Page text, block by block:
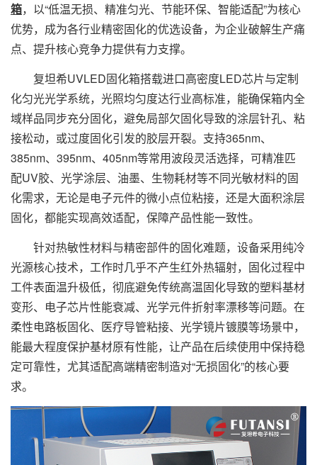
箱，以“低温无损、精准匀光、节能环保、智能适配”为核心
优势，成为各行业精密固化的优选设备，为企业破解生产痛
点、提升核心竞争力提供有力支撑。
复坦希UVLED固化箱搭载进口高密度LED芯片与定制
化匀光光学系统，光照均匀度达行业高标准，能确保箱内全
域样品同步充分固化，避免局部欠固化导致的涂层针孔、粘
接松动，或过度固化引发的胶层开裂。支持365nm、
385nm、395nm、405nm等常用波段灵活选择，可精准匹
配UV胶、光学涂层、油墨、生物耗材等不同光敏材料的固
化需求，无论是电子元件的微小点位粘接，还是大面积涂层
固化，都能实现高效适配，保障产品性能一致性。
针对热敏性材料与精密部件的固化难题，设备采用纯冷
光源核心技术，工作时几乎不产生红外热辐射，固化过程中
工件表面温升极低，彻底避免传统高温固化导致的塑料基材
变形、电子芯片性能衰减、光学元件折射率漂移等问题。在
柔性电路板固化、医疗导管粘接、光学镜片镀膜等场景中，
能最大程度保护基材原有性能，让产品在后续使用中保持稳
定可靠性，尤其适配高端精密制造对“无损固化”的核心要
求。